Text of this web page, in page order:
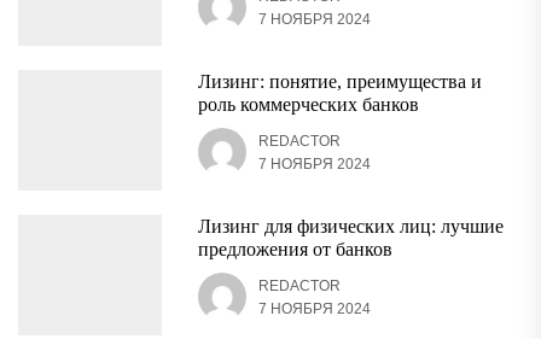
7 НОЯБРЯ 2024
Лизинг: понятие, преимущества и
роль коммерческих банков
REDACTOR
7 НОЯБРЯ 2024
Лизинг для физических лиц: лучшие
предложения от банков
REDACTOR
7 НОЯБРЯ 2024